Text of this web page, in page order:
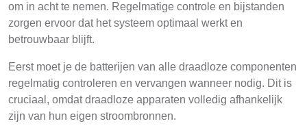
om in acht te nemen. Regelmatige controle en bijstanden
zorgen ervoor dat het systeem optimaal werkt en
betrouwbaar blijft.
Eerst moet je de batterijen van alle draadloze componenten
regelmatig controleren en vervangen wanneer nodig. Dit is
cruciaal, omdat draadloze apparaten volledig afhankelijk
zijn van hun eigen stroombronnen.